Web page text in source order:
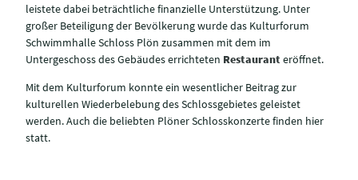
leistete dabei beträchtliche finanzielle Unterstützung. Unter
großer Beteiligung der Bevölkerung wurde das Kulturforum
Schwimmhalle Schloss Plön zusammen mit dem im
Untergeschoss des Gebäudes errichteten Restauranteröffnet.
Mit dem Kulturforum konnte ein wesentlicher Beitrag zur
kulturellen Wiederbelebung des Schlossgebietes geleistet
werden. Auch die beliebten Plöner Schlosskonzerte finden hier
statt.